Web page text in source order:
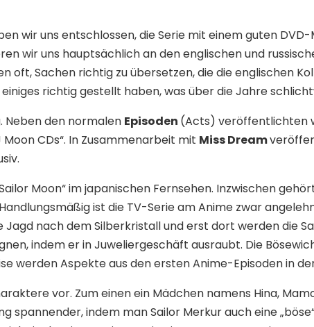
wir uns entschlossen, die Serie mit einem guten
wir uns hauptsächlich an den englischen und
oft, Sachen richtig zu übersetzen, die die englischen
richtig gestellt haben, was über die Jahre
Neben den normalen Episoden (Acts) veröffentlichten
CDs“. In Zusammenarbeit mit Miss Dream
Moon“ im japanischen Fernsehen. Inzwischen
ist die TV-Serie am Anime zwar
nach dem Silberkristall und erst dort werden die
indem er in Juweliergeschäft ausraubt. Die
werden Aspekte aus den ersten Anime-Episoden in
vor. Zum einen ein Mädchen namens Hina,
spannender, indem man Sailor Merkur auch eine